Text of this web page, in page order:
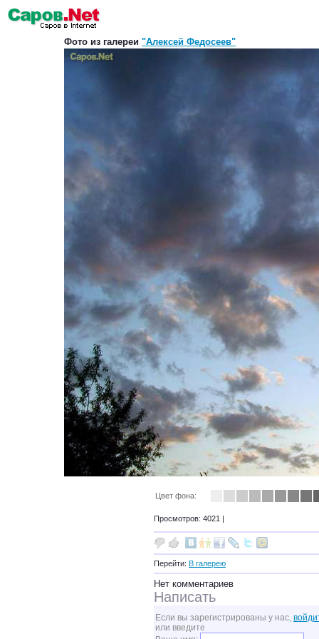
Фото из галереи "Алексей Федосеев"
Цвет фона:
Просмотров: 4021 |
Перейти: В галерею
Нет комментариев
Написать
Если вы зарегистрированы у нас,
или введите